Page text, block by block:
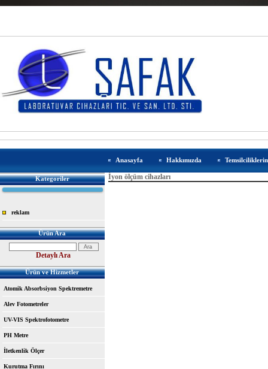
Anasayfa Hakkımızda
Kategoriler
reklam
Ürün Ara
Detaylı Ara
Ürün ve Hizmetler
Atomik Absorbsiyon Spektremetre
Alev Fotometreler
UV-VIS Spektrofotometre
PH Metre
İletkenlik Ölçer
Kurutma Fırını
İyon ölçüm cihazları